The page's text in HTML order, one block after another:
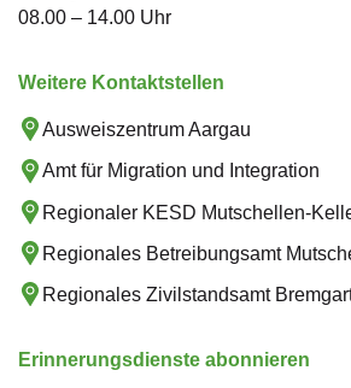
08.00 – 14.00 Uhr
Weitere Kontaktstellen
Ausweiszentrum Aargau
Amt für Migration und Integration
Regionaler KESD Mutschellen-
Regionales Betreibungsamt
Regionales Zivilstandsamt
Erinnerungsdienste abonnieren